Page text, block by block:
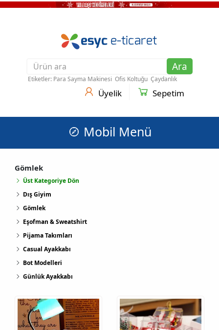
Ara
Etiketler: Para Sayma Makinesi Ofis Koltuğu Çaydanlık
Üyelik Sepetim
Mobil Menü
Gömlek
Üst Kategoriye Dön
Dış Giyim
Gömlek
Eşofman & Sweatshirt
Pijama Takımları
Casual Ayakkabı
Bot Modelleri
Günlük Ayakkabı